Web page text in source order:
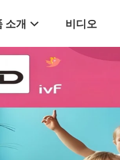
소개 비디오